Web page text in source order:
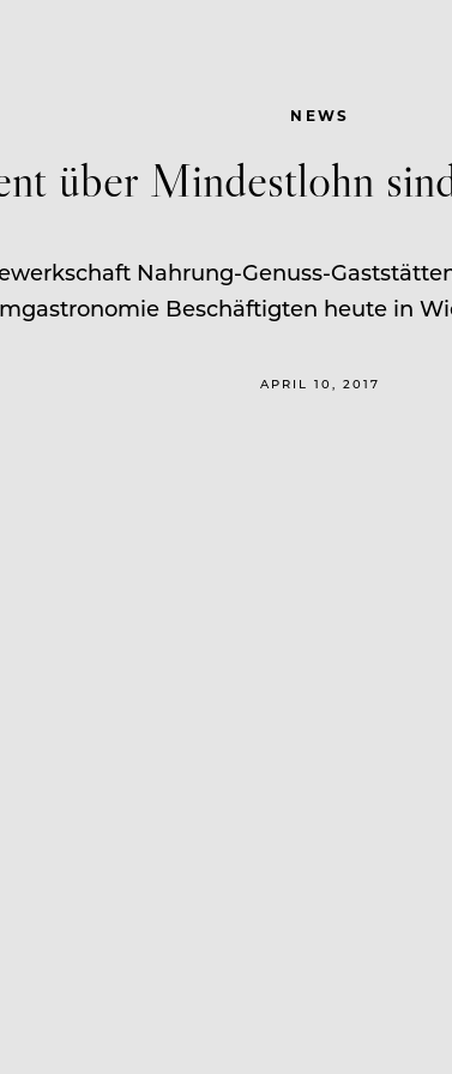
NEWS
über Mindestlohn
Nahrung-Genuss-
Beschäftigten heute in
APRIL 10, 2017